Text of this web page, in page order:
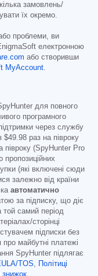
замовлень/
їх окремо.
проблеми, ви
електронною
або створивши
MyAccount.
для повного
програмного
через службу
$49.98 раз на півроку
півроку (SpyHunter Pro
(які включені сюди
залежно від країни
автоматично
за підписку, що діє
той самий період
сторінці
підписки без
майбутні платежі
SpyHunter підлягає
TOS,
Політиці